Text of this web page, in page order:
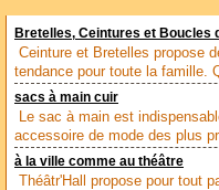
Bretelles, Ceintures et Boucles
Ceinture et Bretelles propose
tendance pour toute la famille.
sacs à main cuir
Le sac à main est
accessoire de mode des plus
à la ville comme au théâtre
Théâtr'Hall propose pour tout